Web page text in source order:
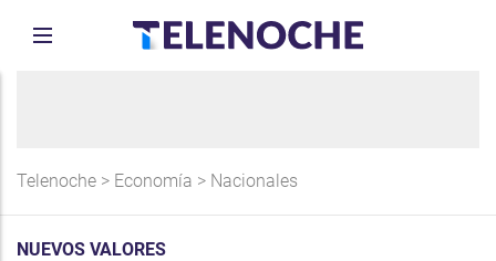
Telenoche > Economía > Nacionales
NUEVOS VALORES